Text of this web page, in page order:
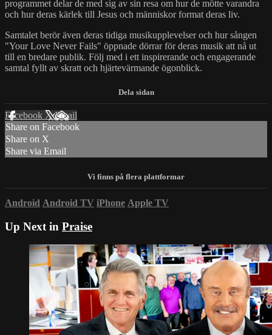
programmet delar de med sig av sin resa om hur de mötte varandra
och hur deras kärlek till Jesus och människor format deras liv.
Samtalet berör även deras tidiga musikupplevelser och hur sången
"Your Love Never Fails" öppnade dörrar för deras musik att nå ut
till en bredare publik. Följ med i ett inspirerande och engagerande
samtal fyllt av skratt och hjärtevärmande ögonblick.
Facebook XEmail
Share on Facebook
Share on X
Share via Email
Android Android TV iPhone Apple TV
Up Next in Praise